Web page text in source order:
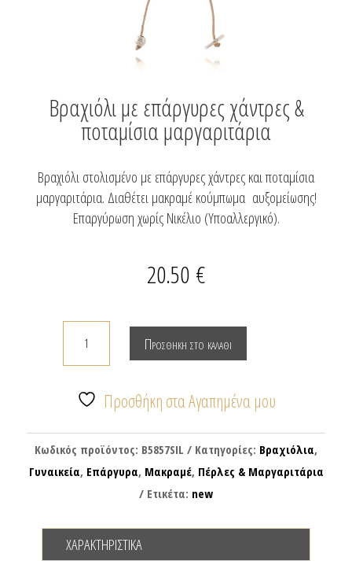
Βραχιόλι με επάργυρες χάντρες &
ποταμίσια μαργαριτάρια
Βραχιόλι στολισμένο με επάργυρες χάντρες και ποταμίσια
μαργαριτάρια. Διαθέτει μακραμέ κούμπωμα αυξομείωσης!
Επαργύρωση χωρίς Νικέλιο (Υποαλλεργικό).
20.50 €
χάντρες
ποταμίσια
μαργαριτάρια
ποσότητα
Προσθήκη στο καλάθι
Προσθήκη στα Αγαπημένα μου
Κωδικός προϊόντος: B5857SIL Κατηγορίες: Βραχιόλια,
Γυναικεία, Επάργυρα, Μακραμέ, Πέρλες & Μαργαριτάρια
Ετικέτα: new
ΧΑΡΑΚΤΗΡΙΣΤΙΚΆ